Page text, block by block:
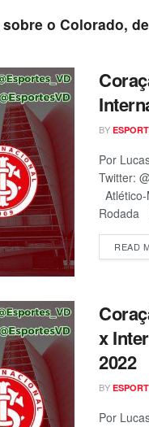
o Colorado,
BY
Por
Twitter:
Rodada
READ
x
2022
BY
Por